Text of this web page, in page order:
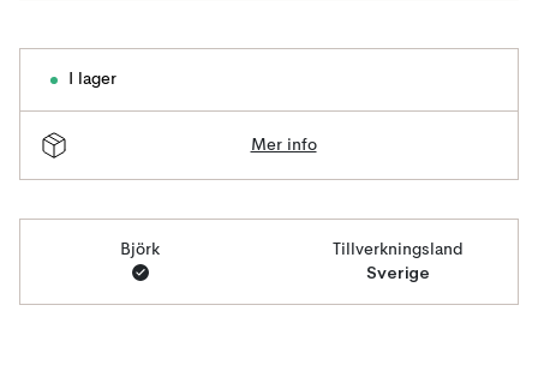
I lager
Mer info
Björk Tillverkningsland
Sverige